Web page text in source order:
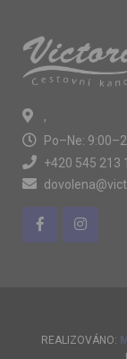
,
Po–Ne:
+420 545 213
REALIZOVÁNO: